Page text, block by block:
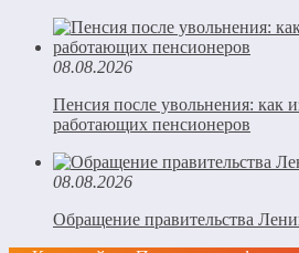
08.08.2026
Пенсия после увольнения: как
работающих пенсионеров
08.08.2026
Обращение правительства